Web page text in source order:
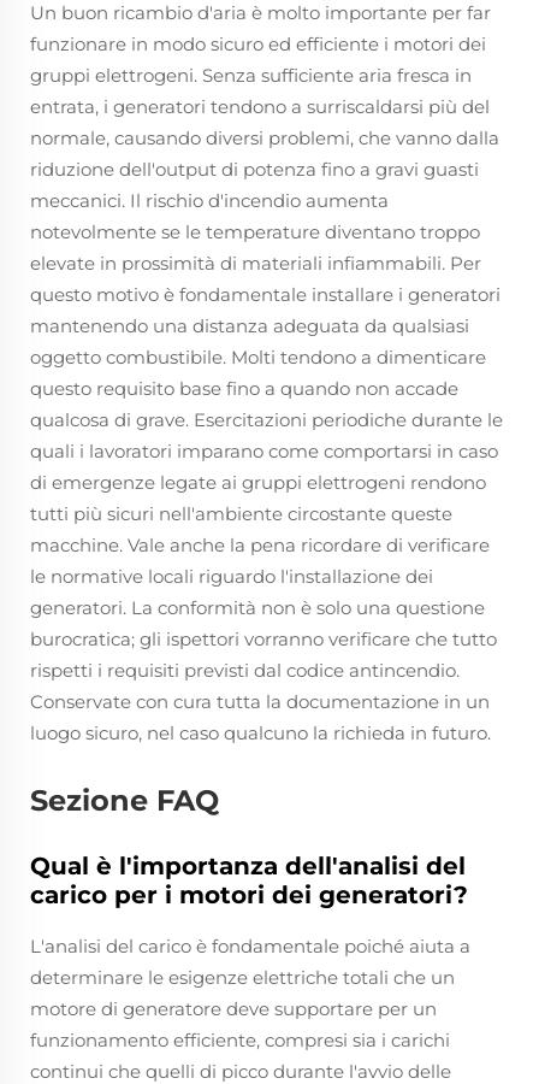
Un buon ricambio d'aria è molto importante per far
funzionare in modo sicuro ed efficiente i motori dei
gruppi elettrogeni. Senza sufficiente aria fresca in
entrata, i generatori tendono a surriscaldarsi più del
normale, causando diversi problemi, che vanno dalla
riduzione dell'output di potenza fino a gravi guasti
meccanici. Il rischio d'incendio aumenta
notevolmente se le temperature diventano troppo
elevate in prossimità di materiali infiammabili. Per
questo motivo è fondamentale installare i generatori
mantenendo una distanza adeguata da qualsiasi
oggetto combustibile. Molti tendono a dimenticare
questo requisito base fino a quando non accade
qualcosa di grave. Esercitazioni periodiche durante le
quali i lavoratori imparano come comportarsi in caso
di emergenze legate ai gruppi elettrogeni rendono
tutti più sicuri nell'ambiente circostante queste
macchine. Vale anche la pena ricordare di verificare
le normative locali riguardo l'installazione dei
generatori. La conformità non è solo una questione
burocratica; gli ispettori vorranno verificare che tutto
rispetti i requisiti previsti dal codice antincendio.
Conservate con cura tutta la documentazione in un
luogo sicuro, nel caso qualcuno la richieda in futuro.
Sezione FAQ
Qual è l'importanza dell'analisi del
carico per i motori dei generatori?
L'analisi del carico è fondamentale poiché aiuta a
determinare le esigenze elettriche totali che un
motore di generatore deve supportare per un
funzionamento efficiente, compresi sia i carichi
continui che quelli di picco durante l'avvio delle